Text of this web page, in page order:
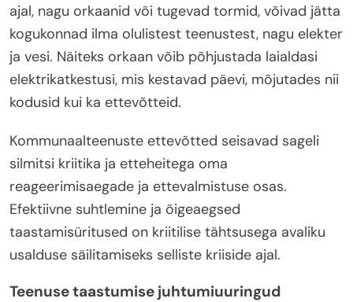
ajal, nagu orkaanid või tugevad tormid, võivad jätta
kogukonnad ilma olulistest teenustest, nagu elekter
ja vesi. Näiteks orkaan võib põhjustada laialdasi
elektrikatkestusi, mis kestavad päevi, mõjutades nii
kodusid kui ka ettevõtteid.
Kommunaalteenuste ettevõtted seisavad sageli
silmitsi kriitika ja etteheitega oma
reageerimisaegade ja ettevalmistuse osas.
Efektiivne suhtlemine ja õigeaegsed
taastamisüritused on kriitilise tähtsusega avaliku
usalduse säilitamiseks selliste kriiside ajal.
Teenuse taastumise juhtumiuuringud